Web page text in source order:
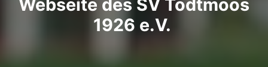
Webseite des SV Todtmoos
1926 e.V.